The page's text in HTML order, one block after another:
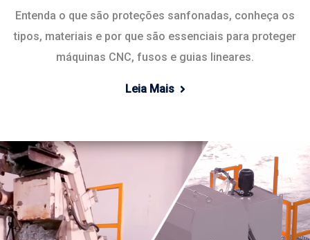
Entenda o que são proteções sanfonadas, conheça os
tipos, materiais e por que são essenciais para proteger
máquinas CNC, fusos e guias lineares.
Leia Mais